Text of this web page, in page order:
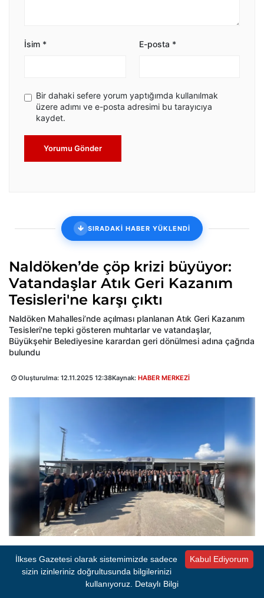
İsim * E-posta *
Bir dahaki sefere yorum yaptığımda kullanılmak
üzere adımı ve e-posta adresimi bu tarayıcıya
kaydet.
Yorumu Gönder
SIRADAKİ HABER YÜKLENDİ
Naldöken’de çöp krizi büyüyor:
Vatandaşlar Atık Geri Kazanım
Tesisleri'ne karşı çıktı
Naldöken Mahallesi’nde açılması planlanan Atık Geri Kazanım
Tesisleri'ne tepki gösteren muhtarlar ve vatandaşlar,
Büyükşehir Belediyesine karardan geri dönülmesi adına çağrıda
bulundu
Oluşturulma: 12.11.2025 12:38Kaynak: HABER MERKEZİ
4 dk okuma süresi A- A+
Takip Et
Kabul Ediyorum
İlkses Gazetesi olarak sistemimizde sadece
sizin izinleriniz doğrultusunda bilgilerinizi
kullanıyoruz. Detaylı Bilgi